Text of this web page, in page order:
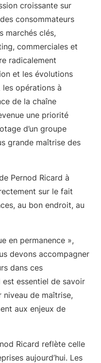
croissante sur
consommateurs
marchés clés,
commerciales et
radicalement
et les évolutions
les opérations à
de la chaîne
une priorité
d’un groupe
grande maîtrise des
Pernod Ricard à
sur le fait
au bon endroit, au
en permanence »,
devons accompagner
dans ces
essentiel de savoir
de maîtrise,
aux enjeux de
Ricard reflète celle
aujourd’hui. Les